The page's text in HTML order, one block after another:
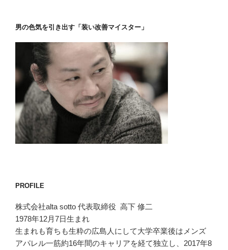
男の色気を引き出す「装い改善マイスター」
PROFILE
株式会社alta sotto 代表取締役 高下 修二
1978年12月7日生まれ
生まれも育ちも生粋の広島人にして大学卒業後はメンズ
アパレル一筋約16年間のキャリアを経て独立し、2017年8